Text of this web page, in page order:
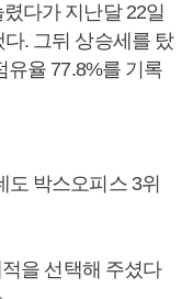
다가 지난달 22일
. 그뒤 상승세를 탔
유율 77.8%를 기록
도 박스오피스 3위
을 선택해 주셨다